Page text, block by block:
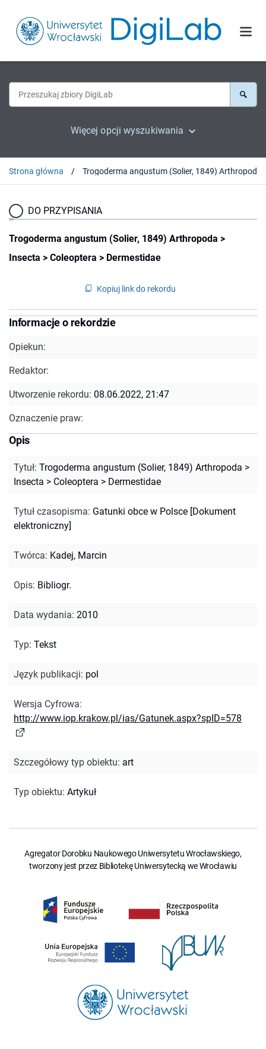
Więcej opcji wyszukiwania
Strona główna
DO PRZYPISANIA
Trogoderma angustum (Solier, 1849) Arthropoda >
Insecta > Coleoptera > Dermestidae
Kopiuj link do rekordu
Informacje o rekordzie
Opiekun:
Redaktor:
Utworzenie rekordu: 08.06.2022, 21:47
Oznaczenie praw:
Opis
Tytuł: Trogoderma angustum (Solier, 1849) Arthropoda >
Insecta > Coleoptera > Dermestidae
Tytuł czasopisma: Gatunki obce w Polsce [Dokument
elektroniczny]
Twórca: Kadej, Marcin
Opis: Bibliogr.
Data wydania: 2010
Typ: Tekst
Język publikacji: pol
Wersja Cyfrowa:
http://www.iop.krakow.pl/ias/Gatunek.aspx?spID=578
Szczegółowy typ obiektu: art
Typ obiektu: Artykuł
Agregator Dorobku Naukowego Uniwersytetu Wrocławskiego,
tworzony jest przez Bibliotekę Uniwersytecką we Wrocławiu